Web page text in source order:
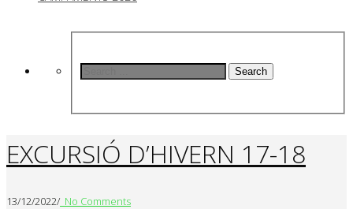
Search
EXCURSIÓ D’HIVERN 17-18
13/12/2022/ No Comments